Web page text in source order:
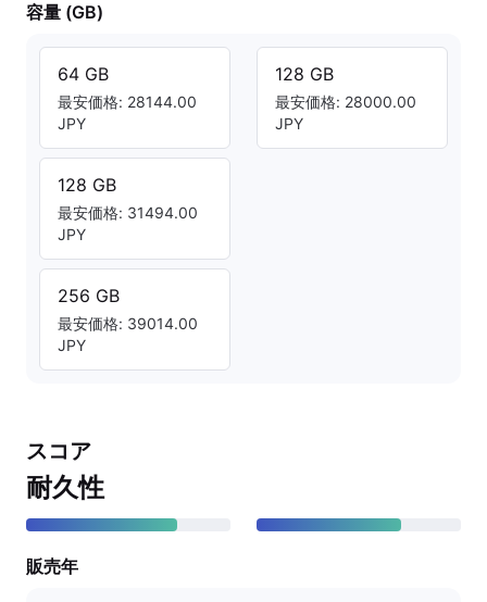
容量 (GB)
64 GB
最安価格: 28144.00
JPY
128 GB
最安価格: 31494.00
JPY
256 GB
最安価格: 39014.00
JPY
128 GB
最安価格: 28000.00
JPY
スコア
耐久性
販売年